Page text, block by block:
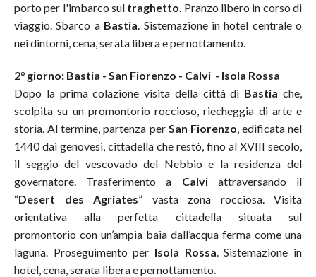
porto per l'imbarco sul traghetto. Pranzo libero in corso di
viaggio. Sbarco a Bastia. Sistemazione in hotel centrale o
nei dintorni, cena, serata libera e pernottamento.
2° giorno: Bastia - San Fiorenzo - Calvi - Isola Rossa
Dopo la prima colazione visita della città di Bastiache,
scolpita su un promontorio roccioso, riecheggia di arte e
storia. Al termine, partenza per San Fiorenzo , edificata nel
1440 dai genovesi, cittadella che restò, fino al XVIII secolo,
il seggio del vescovado del Nebbio e la residenza del
governatore. Trasferimento a Calvi attraversando il
“Desert des Agriates” vasta zona rocciosa. Visita
orientativa alla perfetta cittadella situata sul
promontorio con un’ampia baia dall’acqua ferma come una
laguna. Proseguimento per Isola Rossa . Sistemazione in
hotel, cena, serata libera e pernottamento.